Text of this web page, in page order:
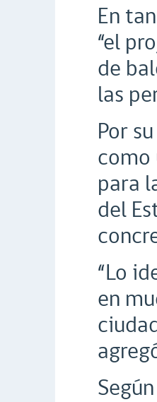
En
“el
de
las
Por
como
para
del
“Lo
en